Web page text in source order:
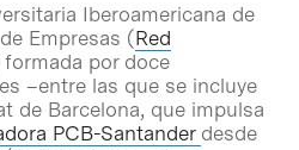
Iberoamericana de
Empresas (Red
formada por doce
–entre las que se incluye
de Barcelona, que impulsa
PCB-Santander desde